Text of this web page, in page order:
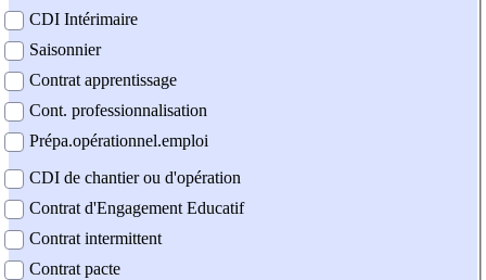
CDI Intérimaire
Saisonnier
Contrat apprentissage
Cont. professionnalisation
Prépa.opérationnel.emploi
CDI de chantier ou d'opération
Contrat d'Engagement Educatif
Contrat intermittent
Contrat pacte